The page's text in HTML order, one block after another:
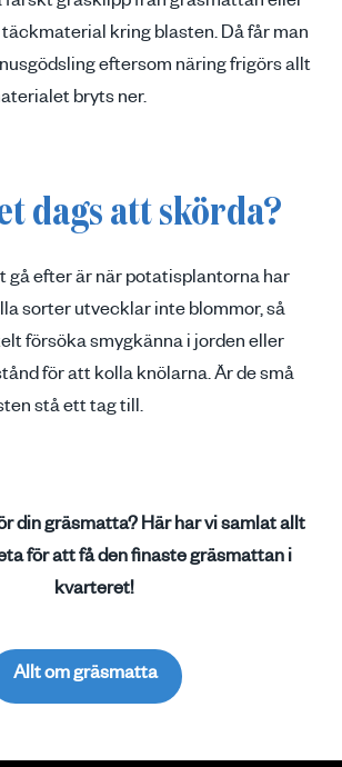
kring blasten. Då får man
eftersom näring frigörs allt
bryts ner.
dags att skörda?
gå efter är när potatisplantorna har
sorter utvecklar inte blommor, så
försöka smygkänna i jorden eller
för att kolla knölarna. Är de små
stå ett tag till.
din gräsmatta? Här har vi samlat allt
för att få den finaste gräsmattan i
kvarteret!
Allt om gräsmatta